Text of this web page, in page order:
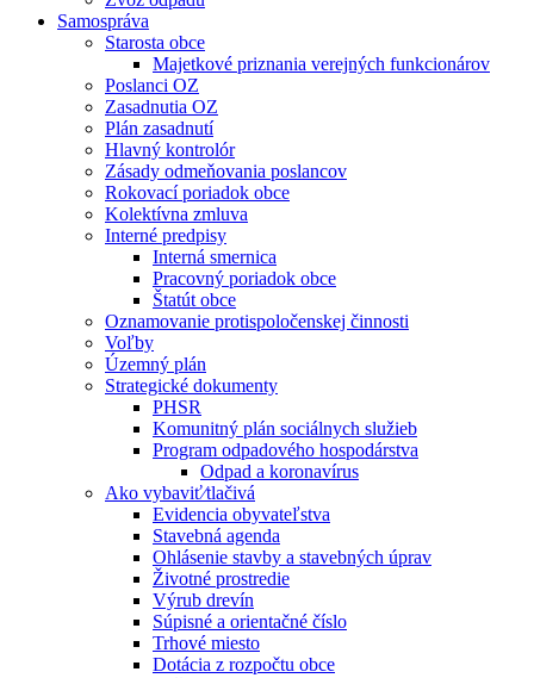
Samospráva
Starosta obce
Majetkové priznania verejných funkcionárov
Poslanci OZ
Zasadnutia OZ
Plán zasadnutí
Hlavný kontrolór
Zásady odmeňovania poslancov
Rokovací poriadok obce
Kolektívna zmluva
Interné predpisy
Interná smernica
Pracovný poriadok obce
Štatút obce
Oznamovanie protispoločenskej činnosti
Voľby
Územný plán
Strategické dokumenty
PHSR
Komunitný plán sociálnych služieb
Program odpadového hospodárstva
Odpad a koronavírus
Ako vybaviť⁄tlačivá
Evidencia obyvateľstva
Stavebná agenda
Ohlásenie stavby a stavebných úprav
Životné prostredie
Výrub drevín
Súpisné a orientačné číslo
Trhové miesto
Dotácia z rozpočtu obce